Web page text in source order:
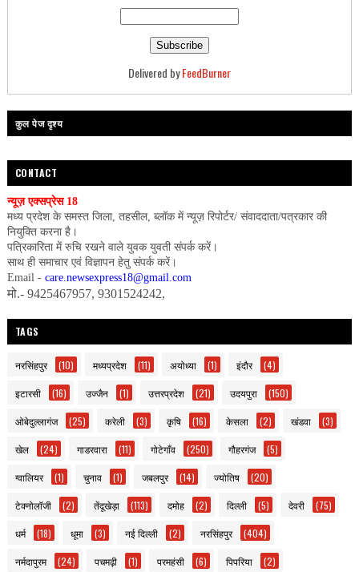
Delivered byFeedBurner
कुल पेज दृश्य
CONTACT
न्यूज़ एक्सप्रेस 18
मध्य प्रदेश के समस्त जिला, तहसील, ब्लॉक में न्यूज़ रिपोर्टर/ संवाददाता/पत्रकार की
नियुक्ति करना है।
पत्रिकारिता में रुचि रखने वाले युवक युवती संपर्क करें।
साथ ही समाचार एवं विज्ञापन हेतु संपर्क करें।
Email - care.newsexpress18@gmail.com
मो.- 9425467957, 9301524242,
TAGS
नरसिंहपुर (10) मध्यप्रदेश (11) अयोध्या (1) इंदौर (4)
इटारसी (16) उज्जैन (1) उत्तरप्रदेश (21) उदयपुरा (150)
ओबेदुल्लागंज (25) करेली (3) कृषि (16) केसला (2) खंडवा (3)
खेल (24) गाडरवारा (11) गोटेगाँव (250) गौहरगंज (5)
ग्वालियर (1) चुनाव (1) जबलपुर (14) ज्योतिष (20)
टेक्नोलॉजी (2) तेंदूखेड़ा (113) दमोह (2) दिल्ली (5) देवरी (75)
धर्म (18) धूमा (3) नई दिल्ली (2) नरसिंहपुर (404)
नर्मदापुरम (24) पचमढ़ी (1) परमहंसी (6) पिपरिया (2)